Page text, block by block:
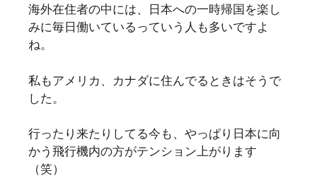
海外在住者の中には、日本への一時帰国を楽し
みに毎日働いているっていう人も多いですよ
ね。
私もアメリカ、カナダに住んでるときはそうで
した。
行ったり来たりしてる今も、やっぱり日本に向
かう飛行機内の方がテンション上がります
（笑）